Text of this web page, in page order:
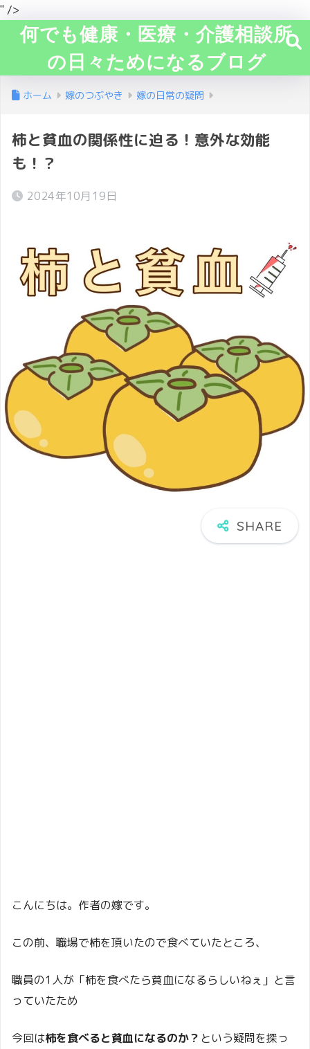
" />
何でも健康・医療・介護相談所
の日々ためになるブログ
ホーム 嫁のつぶやき 嫁の日常の疑問
柿と貧血の関係性に迫る！意外な効能
も！？
2024年10月19日
こんにちは。作者の嫁です。
この前、職場で柿を頂いたので食べていたところ、
職員の1人が「柿を食べたら貧血になるらしいねぇ」と言
っていたため
今回は柿を食べると貧血になるのか？ という疑問を探っ